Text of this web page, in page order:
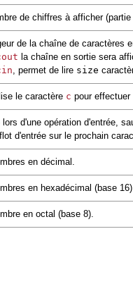
de chiffres à afficher
de la chaîne de caractères
la chaîne en sortie sera
, permet de lire size
le caractère c pour
lors d'une opération d'entrée,
d'entrée sur le prochain
en décimal.
en hexadécimal (base
en octal (base 8).